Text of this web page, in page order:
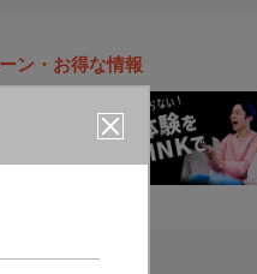
ン・お得な情報